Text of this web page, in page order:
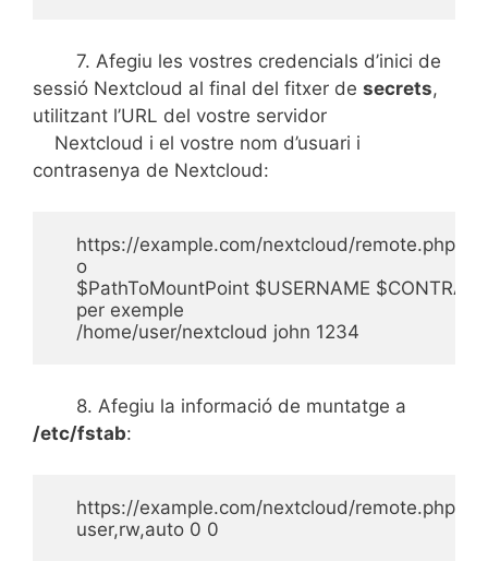
7. Afegiu les vostres credencials d’inici de
sessió Nextcloud al final del fitxer de secrets,
utilitzant l’URL del vostre servidor
Nextcloud i el vostre nom d’usuari i
contrasenya de Nextcloud:
https://example.com/nextcloud/
    o
$PathToMountPoint $USERNAME
    per exemple
    /home/user/nextcloud john 1234
8. Afegiu la informació de muntatge a
/etc/fstab:
https://example.com/nextcloud/
    user,rw,auto 0 0